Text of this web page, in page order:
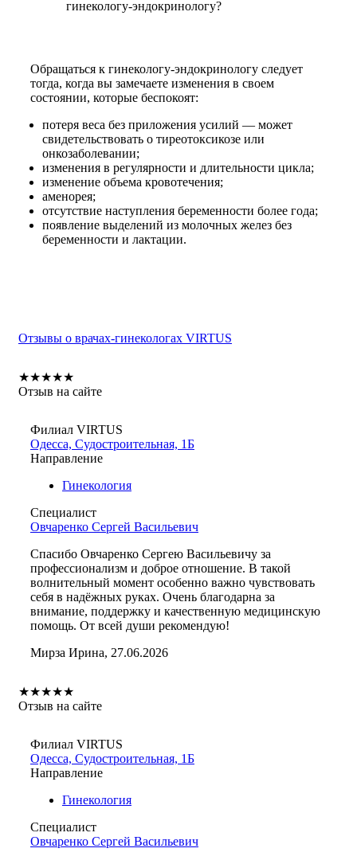
гинекологу-эндокринологу?
Обращаться к гинекологу-эндокринологу следует
тогда, когда вы замечаете изменения в своем
состоянии, которые беспокоят:
потеря веса без приложения усилий — может
свидетельствовать о тиреотоксикозе или
онкозаболевании;
изменения в регулярности и длительности цикла;
изменение объема кровотечения;
аменорея;
отсутствие наступления беременности более года;
появление выделений из молочных желез без
беременности и лактации.
Отзывы о врачах-гинекологах VIRTUS
★★★★★
Отзыв на сайте
Филиал VIRTUS
Одесса, Судостроительная, 1Б
Направление
Гинекология
Специалист
Овчаренко Сергей Васильевич
Спасибо Овчаренко Сергею Васильевичу за
профессионализм и доброе отношение. В такой
волнительный момент особенно важно чувствовать
себя в надёжных руках. Очень благодарна за
внимание, поддержку и качественную медицинскую
помощь. От всей души рекомендую!
Мирза Ирина, 27.06.2026
★★★★★
Отзыв на сайте
Филиал VIRTUS
Одесса, Судостроительная, 1Б
Направление
Гинекология
Специалист
Овчаренко Сергей Васильевич